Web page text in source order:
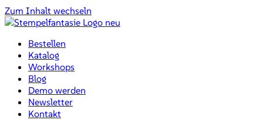
Zum Inhalt wechseln
Bestellen
Katalog
Workshops
Blog
Demo werden
Newsletter
Kontakt